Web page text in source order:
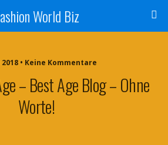
World Biz
2018 • Keine Kommentare
– Best Age Blog – Ohne
Worte!